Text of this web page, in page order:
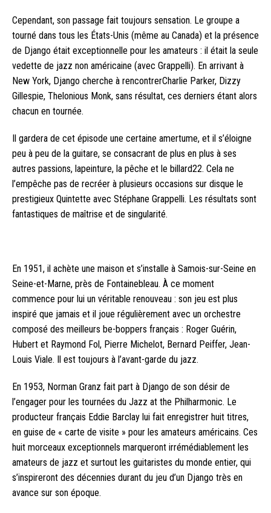
Cependant, son passage fait toujours sensation. Le groupe a
tourné dans tous les États-Unis (même au Canada) et la présence
de Django était exceptionnelle pour les amateurs : il était la seule
vedette de jazz non américaine (avec Grappelli). En arrivant à
New York, Django cherche à rencontrerCharlie Parker, Dizzy
Gillespie, Thelonious Monk, sans résultat, ces derniers étant alors
chacun en tournée.
Il gardera de cet épisode une certaine amertume, et il s’éloigne
peu à peu de la guitare, se consacrant de plus en plus à ses
autres passions, lapeinture, la pêche et le billard22. Cela ne
l’empêche pas de recréer à plusieurs occasions sur disque le
prestigieux Quintette avec Stéphane Grappelli. Les résultats sont
fantastiques de maîtrise et de singularité.
En 1951, il achète une maison et s’installe à Samois-sur-Seine en
Seine-et-Marne, près de Fontainebleau. À ce moment
commence pour lui un véritable renouveau : son jeu est plus
inspiré que jamais et il joue régulièrement avec un orchestre
composé des meilleurs be-boppers français : Roger Guérin,
Hubert et Raymond Fol, Pierre Michelot, Bernard Peiffer, Jean-
Louis Viale. Il est toujours à l’avant-garde du jazz.
En 1953, Norman Granz fait part à Django de son désir de
l’engager pour les tournées du Jazz at the Philharmonic. Le
producteur français Eddie Barclay lui fait enregistrer huit titres,
en guise de « carte de visite » pour les amateurs américains. Ces
huit morceaux exceptionnels marqueront irrémédiablement les
amateurs de jazz et surtout les guitaristes du monde entier, qui
s’inspireront des décennies durant du jeu d’un Django très en
avance sur son époque.